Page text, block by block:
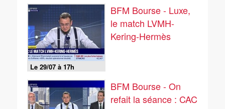
Le 29/07 à 17h
BFM Bourse - Luxe,
le match LVMH-
Kering-Hermès
BFM Bourse - On
refait la séance : CAC